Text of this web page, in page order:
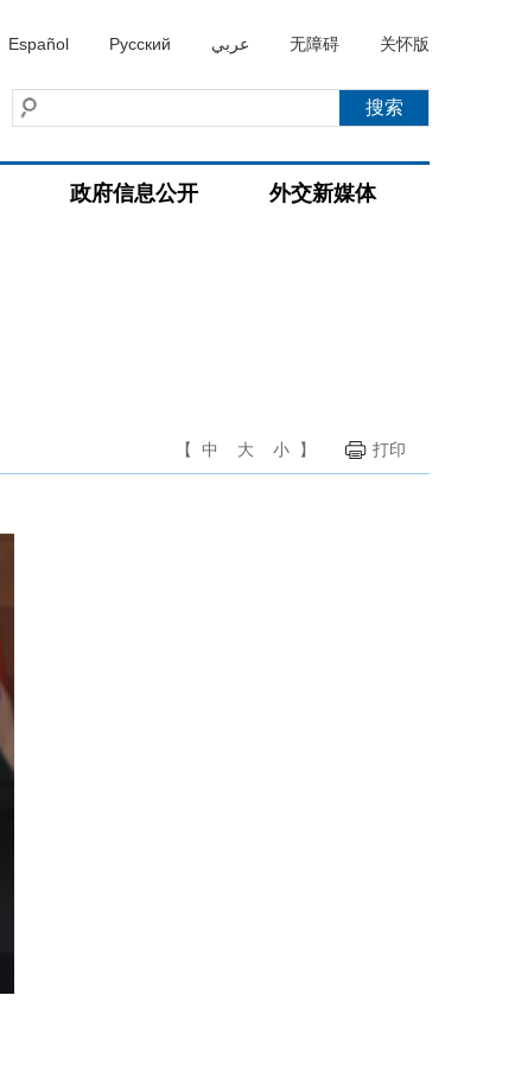
Español Русский عربي 无障碍 关怀版
政府信息公开 外交新媒体
【 中 大 小 】 打印